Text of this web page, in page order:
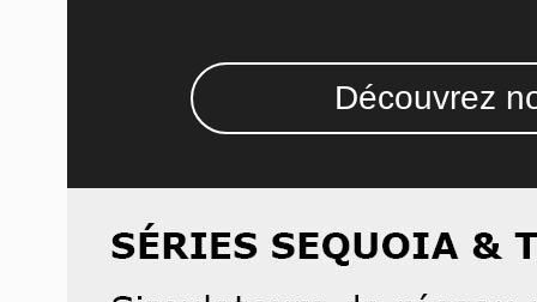
Découvrez